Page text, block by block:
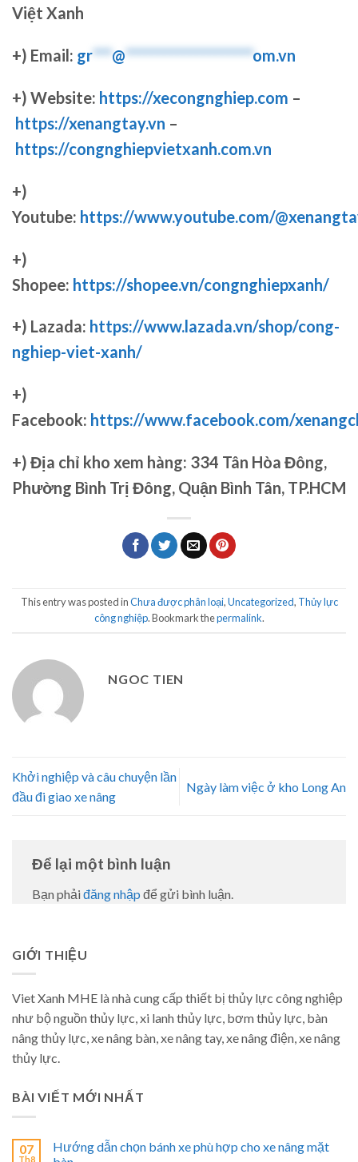
Việt Xanh
+) Email: gr***@********************om.vn
+) Website: https://xecongnghiep.com –
https://xenangtay.vn –
https://congnghiepvietxanh.com.vn
+)
Youtube: https://www.youtube.com/
+)
Shopee: https://shopee.vn/congnghiepxanh/
+) Lazada: https://www.lazada.vn/shop/cong-
nghiep-viet-xanh/
+)
Facebook: https://www.facebook.com/
+) Địa chỉ kho xem hàng: 334 Tân Hòa Đông,
Phường Bình Trị Đông, Quận Bình Tân, TP.HCM
This entry was posted inChưa được phân loại,Uncategorized, Thủy lực
công nghiệp. Bookmark thepermalink.
NGOC TIEN
Khởi nghiệp và câu chuyện lần
đầu đi giao xe nâng
Ngày làm việc ở kho Long An
Để lại một bình luận
Bạn phải đăng nhập để gửi bình luận.
GIỚI THIỆU
Viet Xanh MHE là nhà cung cấp thiết bị thủy lực công nghiệp
như bộ nguồn thủy lực, xi lanh thủy lực, bơm thủy lực, bàn
nâng thủy lực, xe nâng bàn, xe nâng tay, xe nâng điện, xe nâng
thủy lực.
BÀI VIẾT MỚI NHẤT
07
Th8
Hướng dẫn chọn bánh xe phù hợp cho xe nâng mặt